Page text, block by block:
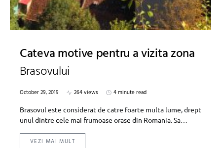
Cateva motive pentru a vizita zona
Brasovului
October 29, 2019 264 views
4 minute read
Brasovul este considerat de catre foarte multa lume, drept
unul dintre cele mai frumoase orase din Romania. Sa…
VEZI MAI MULT